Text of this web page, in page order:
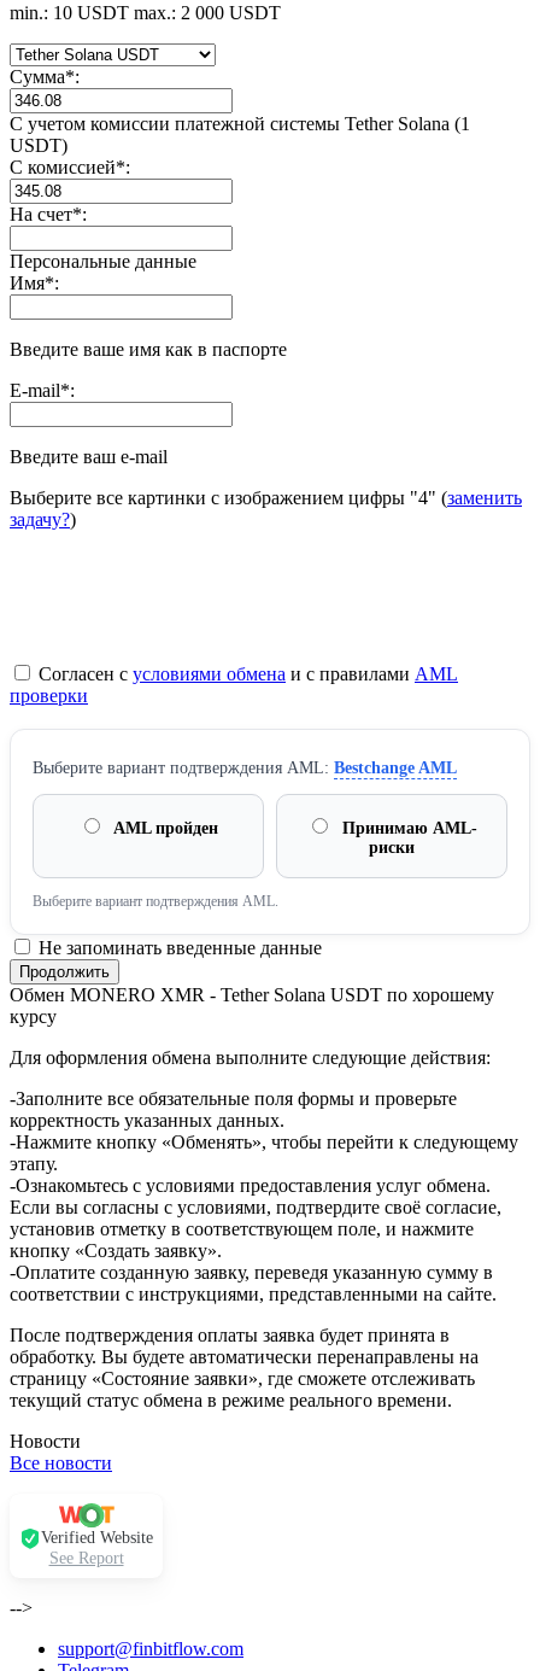
min.: 10 USDT max.: 2 000 USDT
Сумма*:
С учетом комиссии платежной системы Tether Solana (1
USDT)
С комиссией*:
На счет*:
Персональные данные
Имя*:
Введите ваше имя как в паспорте
E-mail*:
Введите ваш e-mail
Выберите все картинки с изображением цифры "4" (заменить
задачу?)
Согласен с условиями обмена и с правилами AML
проверки
Выберите вариант подтверждения AML: Bestchange AML
AML пройден
Принимаю AML-
риски
Выберите вариант подтверждения AML.
Не запоминать введенные данные
Обмен MONERO XMR - Tether Solana USDT по хорошему
курсу
Для оформления обмена выполните следующие действия:
-Заполните все обязательные поля формы и проверьте
корректность указанных данных.
-Нажмите кнопку «Обменять», чтобы перейти к следующему
этапу.
-Ознакомьтесь с условиями предоставления услуг обмена.
Если вы согласны с условиями, подтвердите своё согласие,
установив отметку в соответствующем поле, и нажмите
кнопку «Создать заявку».
-Оплатите созданную заявку, переведя указанную сумму в
соответствии с инструкциями, представленными на сайте.
После подтверждения оплаты заявка будет принята в
обработку. Вы будете автоматически перенаправлены на
страницу «Состояние заявки», где сможете отслеживать
текущий статус обмена в режиме реального времени.
Новости
Все новости
Verified Website
See Report
-->
support@finbitflow.com